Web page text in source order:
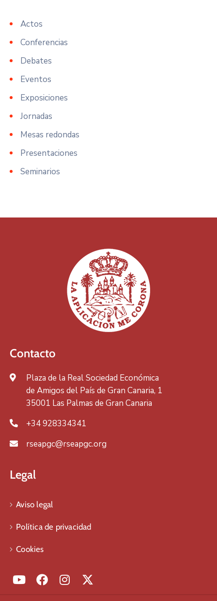
Actos
Conferencias
Debates
Eventos
Exposiciones
Jornadas
Mesas redondas
Presentaciones
Seminarios
Contacto
Plaza de la Real Sociedad Económica
de Amigos del País de Gran Canaria, 1
35001 Las Palmas de Gran Canaria
+34 928334341
rseapgc@rseapgc.org
Legal
Aviso legal
Política de privacidad
Cookies